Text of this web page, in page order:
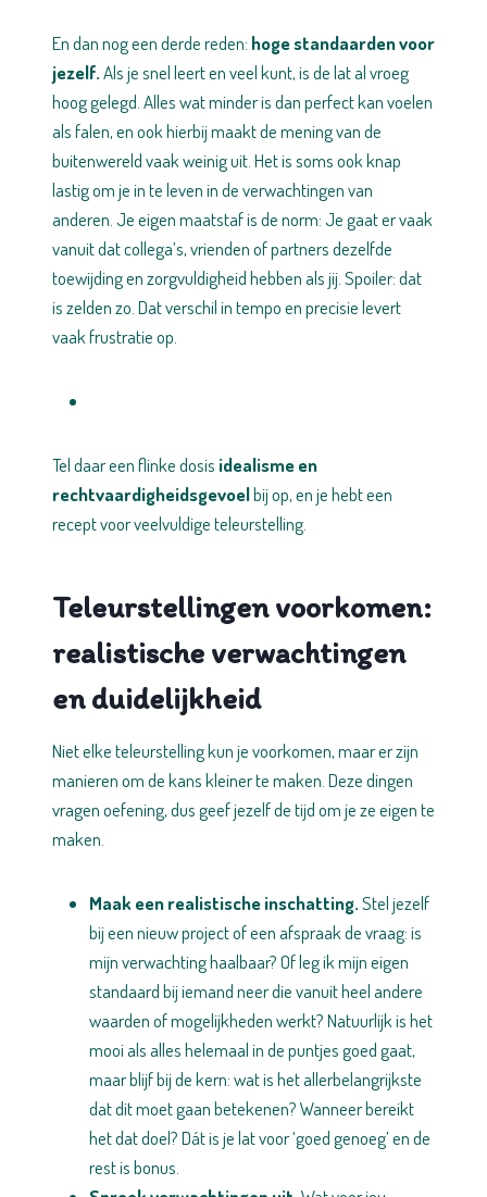
En dan nog een derde reden: hoge standaarden voor
jezelf.Als je snel leert en veel kunt, is de lat al vroeg
hoog gelegd. Alles wat minder is dan perfect kan voelen
als falen, en ook hierbij maakt de mening van de
buitenwereld vaak weinig uit. Het is soms ook knap
lastig om je in te leven in de verwachtingen van
anderen. Je eigen maatstaf is de norm: Je gaat er vaak
vanuit dat collega’s, vrienden of partners dezelfde
toewijding en zorgvuldigheid hebben als jij. Spoiler: dat
is zelden zo. Dat verschil in tempo en precisie levert
vaak frustratie op.
Tel daar een flinke dosis idealisme en
rechtvaardigheidsgevoelbij op, en je hebt een
recept voor veelvuldige teleurstelling.
Teleurstellingen voorkomen:
realistische verwachtingen
en duidelijkheid
Niet elke teleurstelling kun je voorkomen, maar er zijn
manieren om de kans kleiner te maken. Deze dingen
vragen oefening, dus geef jezelf de tijd om je ze eigen te
maken.
Maak een realistische inschatting.Stel jezelf
bij een nieuw project of een afspraak de vraag: is
mijn verwachting haalbaar? Of leg ik mijn eigen
standaard bij iemand neer die vanuit heel andere
waarden of mogelijkheden werkt? Natuurlijk is het
mooi als alles helemaal in de puntjes goed gaat,
maar blijf bij de kern: wat is het allerbelangrijkste
dat dit moet gaan betekenen? Wanneer bereikt
het dat doel? Dát is je lat voor ‘goed genoeg’ en de
rest is bonus.